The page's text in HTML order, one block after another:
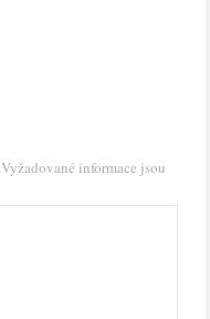
Vyžadované informace jsou